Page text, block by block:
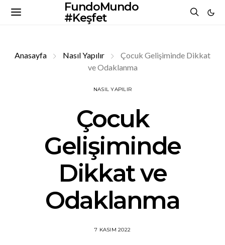
FundoMundo
#Keşfet
Anasayfa Nasıl Yapılır
Çocuk Gelişiminde Dikkat
ve Odaklanma
NASIL YAPILIR
Çocuk
Gelişiminde
Dikkat ve
Odaklanma
7 KASIM 2022